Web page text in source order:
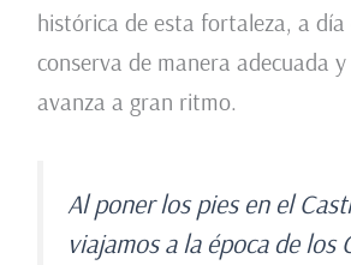
histórica de esta fortaleza, a día
conserva de manera adecuada
avanza a gran ritmo.
Al poner los pies en el
viajamos a la época de los